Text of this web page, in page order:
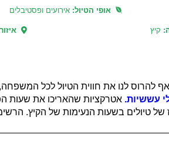
אופי הטיול: אירועים ופסטיבלים
קיץ
להרוס לנו את חווית הטיול לכל
עששיות. אטרקציות שהאריכו את שעות
של טיולים בשעות הנעימות של הקיץ.